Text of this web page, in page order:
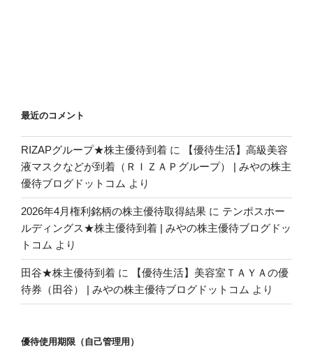
最近のコメント
RIZAPグループ★株主優待到着 に
【優待生活】高級美容
液マスクなどが到着（ＲＩＺＡＰグループ） | みやの株主
優待ブログドットコム より
2026年4月権利銘柄の株主優待取得結果 に テンポスホー
ルディングス★株主優待到着 | みやの株主優待ブログドッ
トコム より
田谷★株主優待到着 に
【優待生活】美容室ＴＡＹＡの優
待券（田谷） | みやの株主優待ブログドットコム より
優待使用期限（自己管理用）